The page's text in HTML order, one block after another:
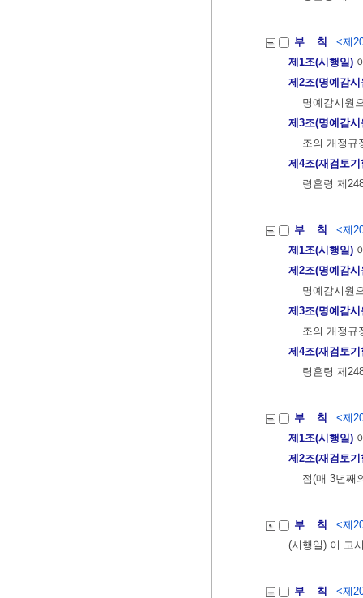
부 칙
<제
제1조(시행일)
제2조(명예감
명예감시원
제3조(명예감
조의 개정규
제4조(재검토기
령훈령 제
부 칙
<제
제1조(시행일)
제2조(명예감
명예감시원
제3조(명예감
조의 개정규
제4조(재검토기
령훈령 제
부 칙
<제
제1조(시행일)
제2조(재검토기
점(매 3년째
부 칙
<제
(시행일) 이 고
부 칙
<제